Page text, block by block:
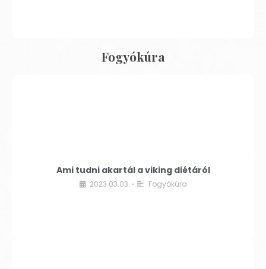
Fogyókúra
Ami tudni akartál a viking diétáról
2023.03.03. • Fogyókúra